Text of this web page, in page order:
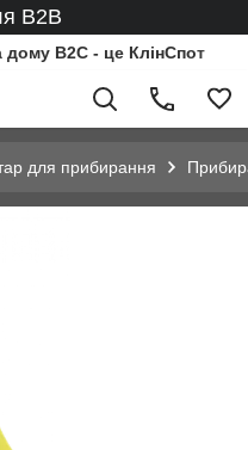
B2B
дому B2C - це КлінСпот
для прибирання